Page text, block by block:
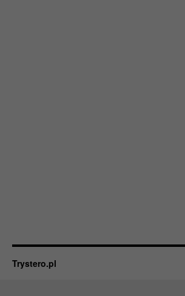
Trystero.pl